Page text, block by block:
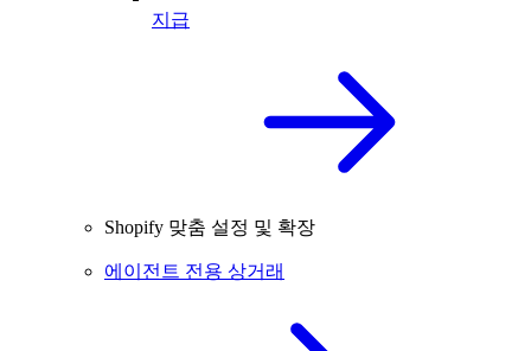
지급
Shopify 맞춤 설정 및 확장
에이전트 전용 상거래